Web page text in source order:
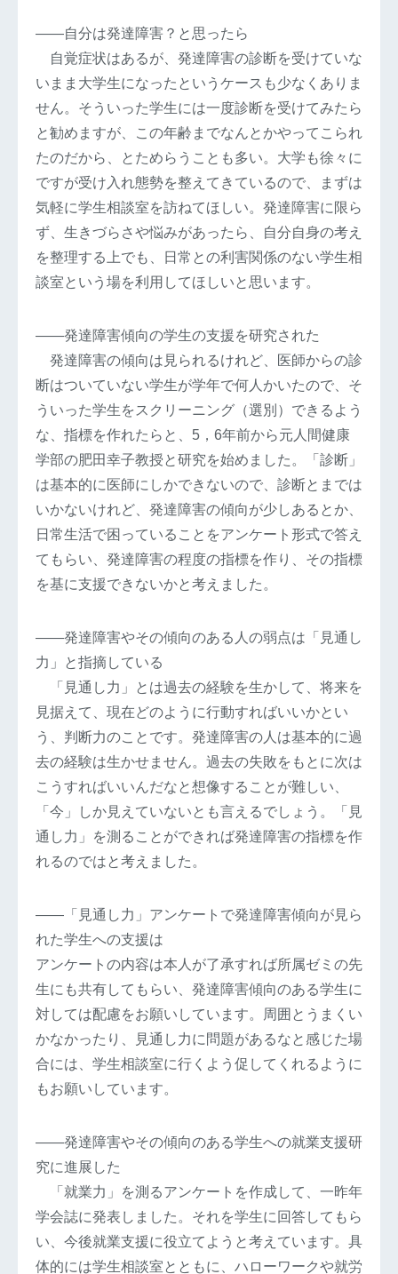
――自分は発達障害？と思ったら
自覚症状はあるが、発達障害の診断を受けていな
いまま大学生になったというケースも少なくありま
せん。そういった学生には一度診断を受けてみたら
と勧めますが、この年齢までなんとかやってこられ
たのだから、とためらうことも多い。大学も徐々に
ですが受け入れ態勢を整えてきているので、まずは
気軽に学生相談室を訪ねてほしい。発達障害に限ら
ず、生きづらさや悩みがあったら、自分自身の考え
を整理する上でも、日常との利害関係のない学生相
談室という場を利用してほしいと思います。
――発達障害傾向の学生の支援を研究された
発達障害の傾向は見られるけれど、医師からの診
断はついていない学生が学年で何人かいたので、そ
ういった学生をスクリーニング（選別）できるよう
な、指標を作れたらと、5，6年前から元人間健康
学部の肥田幸子教授と研究を始めました。「診断」
は基本的に医師にしかできないので、診断とまでは
いかないけれど、発達障害の傾向が少しあるとか、
日常生活で困っていることをアンケート形式で答え
てもらい、発達障害の程度の指標を作り、その指標
を基に支援できないかと考えました。
――発達障害やその傾向のある人の弱点は「見通し
力」と指摘している
「見通し力」とは過去の経験を生かして、将来を
見据えて、現在どのように行動すればいいかとい
う、判断力のことです。発達障害の人は基本的に過
去の経験は生かせません。過去の失敗をもとに次は
こうすればいいんだなと想像することが難しい、
「今」しか見えていないとも言えるでしょう。「見
通し力」を測ることができれば発達障害の指標を作
れるのではと考えました。
――「見通し力」アンケートで発達障害傾向が見ら
れた学生への支援は
アンケートの内容は本人が了承すれば所属ゼミの先
生にも共有してもらい、発達障害傾向のある学生に
対しては配慮をお願いしています。周囲とうまくい
かなかったり、見通し力に問題があるなと感じた場
合には、学生相談室に行くよう促してくれるように
もお願いしています。
――発達障害やその傾向のある学生への就業支援研
究に進展した
「就業力」を測るアンケートを作成して、一昨年
学会誌に発表しました。それを学生に回答してもら
い、今後就業支援に役立てようと考えています。具
体的には学生相談室とともに、ハローワークや就労